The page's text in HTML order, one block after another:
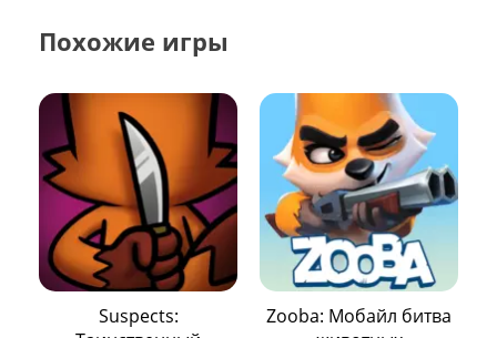
Похожие игры
Suspects:
Zooba: Mобайл битва